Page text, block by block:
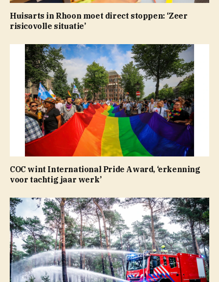
Huisarts in Rhoon moet direct stoppen: ‘Zeer
risicovolle situatie’
COC wint International Pride Award, ‘erkenning
voor tachtig jaar werk’